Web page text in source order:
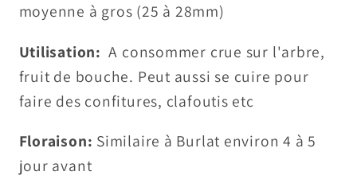
moyenne à gros (25 à 28mm)
Utilisation:A consommer crue sur l'arbre,
fruit de bouche. Peut aussi se cuire pour
faire des confitures, clafoutis etc
Floraison: Similaire à Burlat environ 4 à 5
jour avant